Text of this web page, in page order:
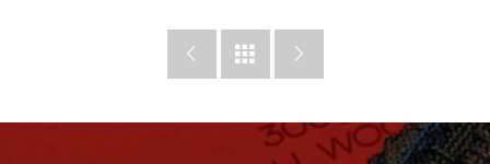
  